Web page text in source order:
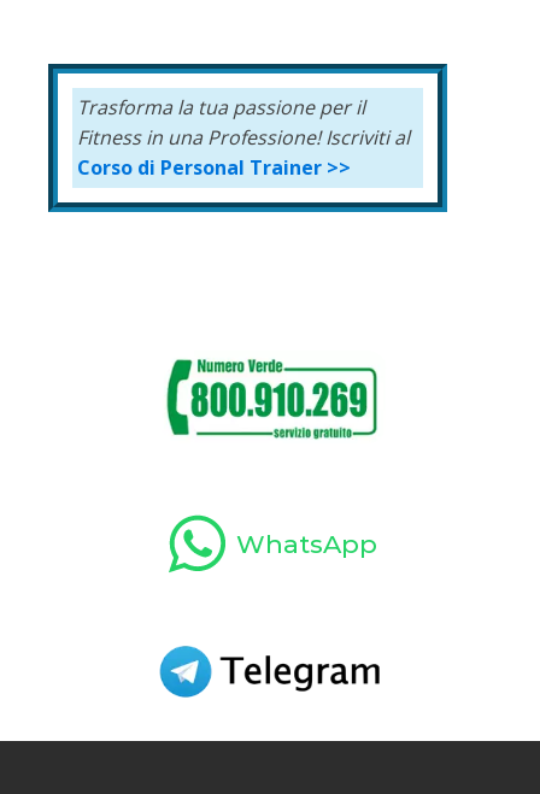
Trasforma la tua passione per il
Fitness in una Professione! Iscriviti al
Corso di Personal Trainer >>
WhatsApp